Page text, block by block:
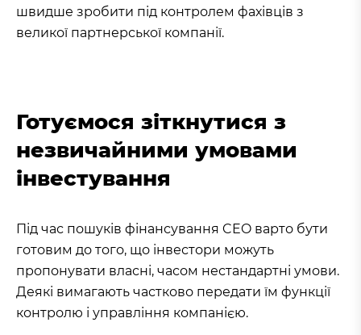
швидше зробити під контролем фахівців з
великої партнерської компанії.
Готуємося зіткнутися з
незвичайними умовами
інвестування
Під час пошуків фінансування CEO варто бути
готовим до того, що інвестори можуть
пропонувати власні, часом нестандартні умови.
Деякі вимагають частково передати їм функції
контролю і управління компанією.